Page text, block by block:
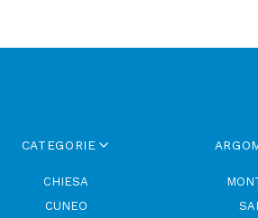
CATEGORIE
CHIESA
CUNEO